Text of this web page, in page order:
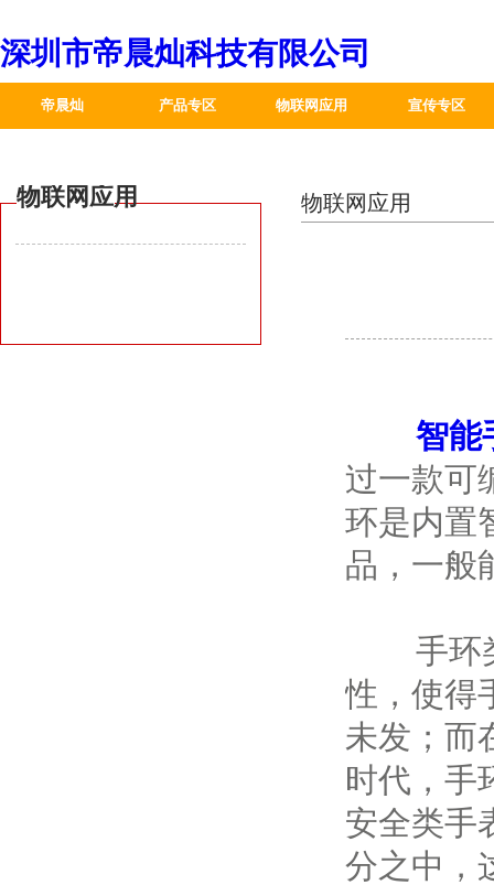
深圳市帝晨灿科技有限公司
帝晨灿 产品专区
智能家居
物联网应用 宣传专区
物联网应用 物联网应用
智能
过一款可
环是内置
品，一般
手环
性，使得
未发；而
时代，手
安全类手
分之中，